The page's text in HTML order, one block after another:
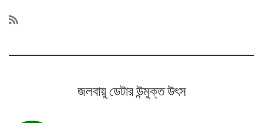
জলবায়ু ডেটার উন্মুক্ত উৎস